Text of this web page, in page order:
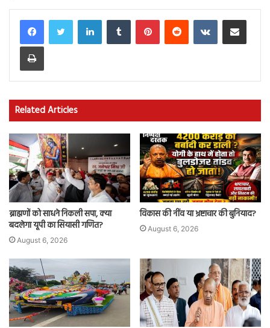
LinkedInTumblr PinterestReddit VKontakteShare via Email
Print
Related Articles
ब्राह्मणों को साधने निकली सपा, क्या
बदलेगा यूपी का सियासी गणित?
August 6, 2026
विकास की नींव या भ्रष्टाचार की बुनियाद?
August 6, 2026